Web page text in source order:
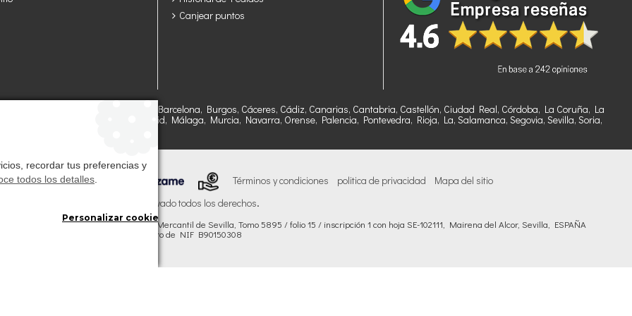
Canjear puntos
Asturias, Avila, Badajoz, Baleares, Barcelona, Burgos, Cáceres, Cádiz, Canarias, Cantabria, Castellón, Ciudad Real, Córdoba, La Coruña, La
Jaen, León, Lleida, Lugo, Madrid, Málaga, Murcia, Navarra, Orense, Palencia, Pontevedra, Rioja, La, Salamanca, Segovia, Sevilla, Soria,
Términos y condiciones politica de privacidad
Mapa del sitio
StrongCages SL . Reservado todos los derechos.
en España en el Registro Mercantil de Sevilla, Tomo 5895 / folio 15 / inscripción 1 con hoja SE-102111, Mairena del Alcor, Sevilla, ESPAÑA
Registrado con número de NIF B90150308
recordar tus preferencias y
todos los detalles
Personalizar cookies